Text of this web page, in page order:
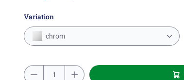
Variation
chrom